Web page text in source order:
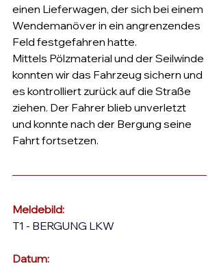
einen Lieferwagen, der sich bei einem
Wendemanöver in ein angrenzendes
Feld festgefahren hatte.
Mittels Pölzmaterial und der Seilwinde
konnten wir das Fahrzeug sichern und
es kontrolliert zurück auf die Straße
ziehen. Der Fahrer blieb unverletzt
und konnte nach der Bergung seine
Fahrt fortsetzen.
Meldebild:
T1 - BERGUNG LKW
Datum: